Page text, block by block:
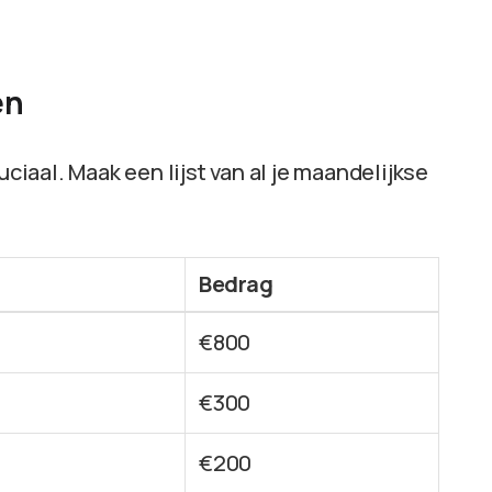
Maak een lijst van al je maandelijkse
Bedrag
€800
€300
€200